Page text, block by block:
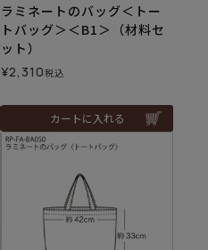
ラミネートのバッグ＜トー
トバッグ＞＜B1＞（材料セ
ット）
¥2,310税込
カートに入れる